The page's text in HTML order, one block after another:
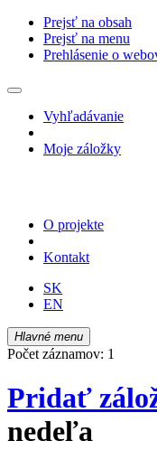
Prejsť na obsah
Prejsť na menu
Prehlásenie o
Vyhľadávanie
Moje záložky
O projekte
Kontakt
SK
EN
Hlavné menu
Počet záznamov: 1
Pridať
nedeľa